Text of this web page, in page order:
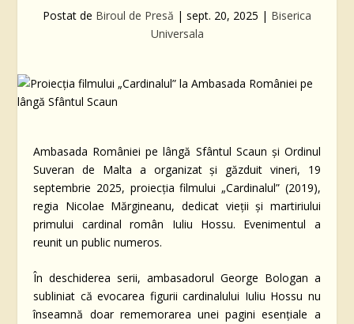
Postat de Biroul de Presă | sept. 20, 2025 | Biserica
Universala
Ambasada României pe lângă Sfântul Scaun și Ordinul
Suveran de Malta a organizat și găzduit vineri, 19
septembrie 2025, proiecția filmului „Cardinalul” (2019),
regia Nicolae Mărgineanu, dedicat vieții și martiriului
primului cardinal român Iuliu Hossu. Evenimentul a
reunit un public numeros.
În deschiderea serii, ambasadorul George Bologan a
subliniat că evocarea figurii cardinalului Iuliu Hossu nu
înseamnă doar rememorarea unei pagini esențiale a